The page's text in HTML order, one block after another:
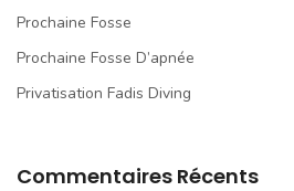
Prochaine Fosse
Prochaine Fosse D’apnée
Privatisation Fadis Diving
Commentaires Récents